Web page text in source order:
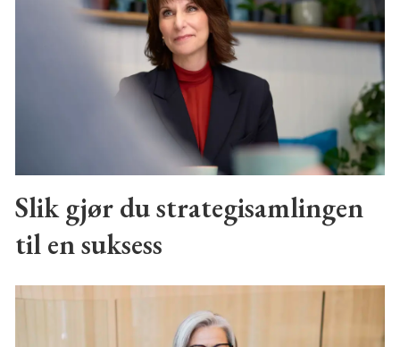
Slik gjør du strategisamlingen
til en suksess